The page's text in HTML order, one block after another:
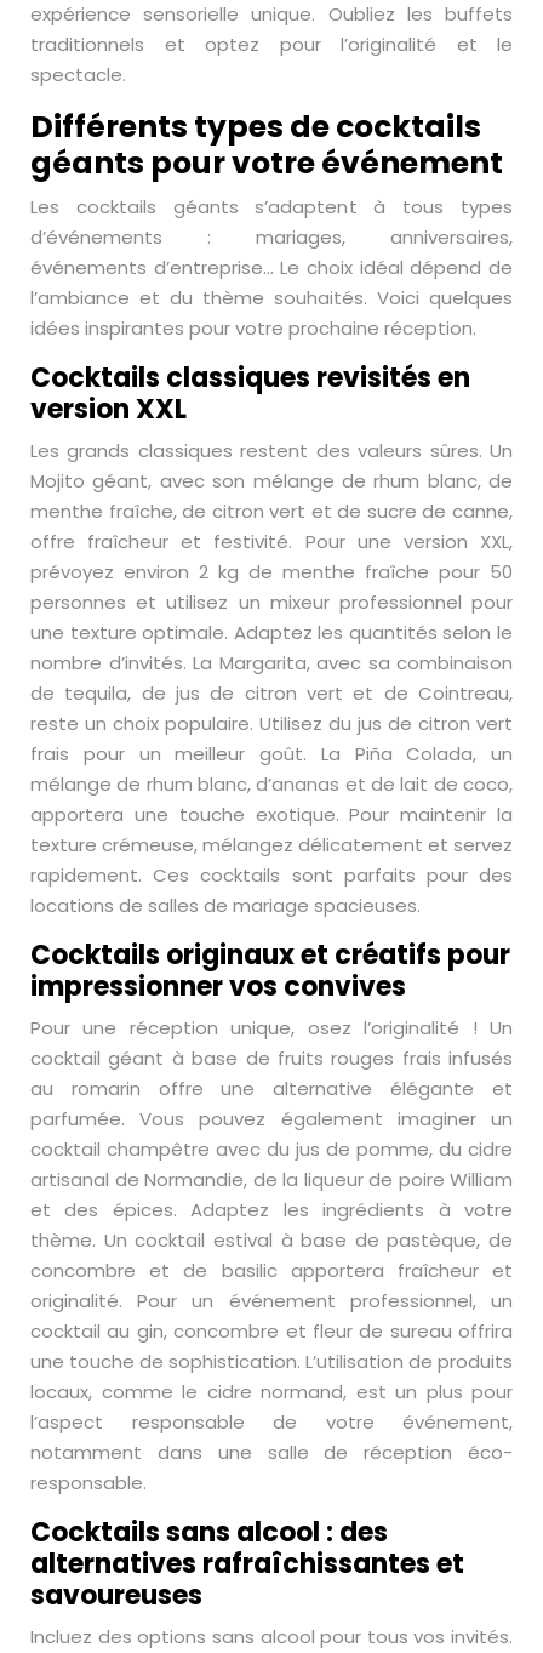
expérience sensorielle unique. Oubliez les buffets
traditionnels et optez pour l’originalité et le
spectacle.
Différents types de cocktails
géants pour votre événement
Les cocktails géants s’adaptent à tous types
d’événements : mariages, anniversaires,
événements d’entreprise… Le choix idéal dépend de
l’ambiance et du thème souhaités. Voici quelques
idées inspirantes pour votre prochaine réception.
Cocktails classiques revisités en
version XXL
Les grands classiques restent des valeurs sûres. Un
Mojito géant, avec son mélange de rhum blanc, de
menthe fraîche, de citron vert et de sucre de canne,
offre fraîcheur et festivité. Pour une version XXL,
prévoyez environ 2 kg de menthe fraîche pour 50
personnes et utilisez un mixeur professionnel pour
une texture optimale. Adaptez les quantités selon le
nombre d’invités. La Margarita, avec sa combinaison
de tequila, de jus de citron vert et de Cointreau,
reste un choix populaire. Utilisez du jus de citron vert
frais pour un meilleur goût. La Piña Colada, un
mélange de rhum blanc, d’ananas et de lait de coco,
apportera une touche exotique. Pour maintenir la
texture crémeuse, mélangez délicatement et servez
rapidement. Ces cocktails sont parfaits pour des
locations de salles de mariage spacieuses.
Cocktails originaux et créatifs pour
impressionner vos convives
Pour une réception unique, osez l’originalité ! Un
cocktail géant à base de fruits rouges frais infusés
au romarin offre une alternative élégante et
parfumée. Vous pouvez également imaginer un
cocktail champêtre avec du jus de pomme, du cidre
artisanal de Normandie, de la liqueur de poire William
et des épices. Adaptez les ingrédients à votre
thème. Un cocktail estival à base de pastèque, de
concombre et de basilic apportera fraîcheur et
originalité. Pour un événement professionnel, un
cocktail au gin, concombre et fleur de sureau offrira
une touche de sophistication. L’utilisation de produits
locaux, comme le cidre normand, est un plus pour
l’aspect responsable de votre événement,
notamment dans une salle de réception éco-
responsable.
Cocktails sans alcool : des
alternatives rafraîchissantes et
savoureuses
Incluez des options sans alcool pour tous vos invités.